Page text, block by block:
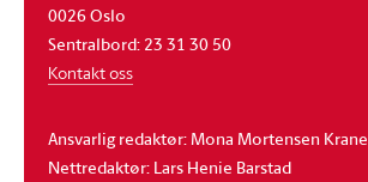
0026 Oslo
Sentralbord: 23 31 30 50
Kontakt oss
Ansvarlig redaktør: Mona Mortensen Krane
Nettredaktør: Lars Henie Barstad